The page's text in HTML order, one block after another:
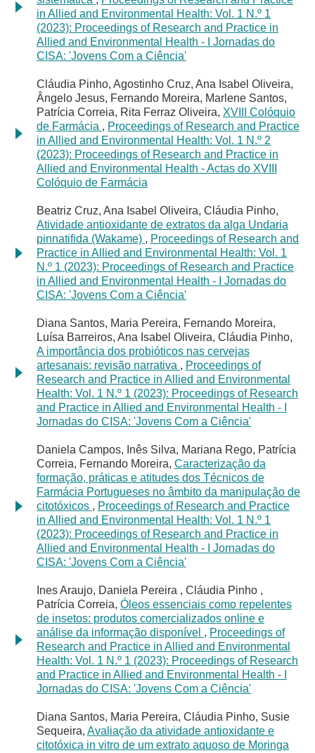
in Allied and Environmental Health: Vol. 1 N.º 1
(2023): Proceedings of Research and Practice in
Allied and Environmental Health - I Jornadas do
CISA: 'Jovens Com a Ciência'
Cláudia Pinho, Agostinho Cruz, Ana Isabel Oliveira,
Ângelo Jesus, Fernando Moreira, Marlene Santos,
Patrícia Correia, Rita Ferraz Oliveira, XVIII Colóquio
de Farmácia , Proceedings of Research and Practice
in Allied and Environmental Health: Vol. 1 N.º 2
(2023): Proceedings of Research and Practice in
Allied and Environmental Health - Actas do XVIII
Colóquio de Farmácia
Beatriz Cruz, Ana Isabel Oliveira, Cláudia Pinho,
Atividade antioxidante de extratos da alga Undaria
pinnatifida (Wakame) , Proceedings of Research and
Practice in Allied and Environmental Health: Vol. 1
N.º 1 (2023): Proceedings of Research and Practice
in Allied and Environmental Health - I Jornadas do
CISA: 'Jovens Com a Ciência'
Diana Santos, Maria Pereira, Fernando Moreira,
Luísa Barreiros, Ana Isabel Oliveira, Cláudia Pinho,
A importância dos probióticos nas cervejas
artesanais: revisão narrativa , Proceedings of
Research and Practice in Allied and Environmental
Health: Vol. 1 N.º 1 (2023): Proceedings of Research
and Practice in Allied and Environmental Health - I
Jornadas do CISA: 'Jovens Com a Ciência'
Daniela Campos, Inês Silva, Mariana Rego, Patrícia
Correia, Fernando Moreira, Caracterização da
formação, práticas e atitudes dos Técnicos de
Farmácia Portugueses no âmbito da manipulação de
citotóxicos , Proceedings of Research and Practice
in Allied and Environmental Health: Vol. 1 N.º 1
(2023): Proceedings of Research and Practice in
Allied and Environmental Health - I Jornadas do
CISA: 'Jovens Com a Ciência'
Ines Araujo, Daniela Pereira , Cláudia Pinho ,
Patrícia Correia, Óleos essenciais como repelentes
de insetos: produtos comercializados online e
análise da informação disponível , Proceedings of
Research and Practice in Allied and Environmental
Health: Vol. 1 N.º 1 (2023): Proceedings of Research
and Practice in Allied and Environmental Health - I
Jornadas do CISA: 'Jovens Com a Ciência'
Diana Santos, Maria Pereira, Cláudia Pinho, Susie
Sequeira, Avaliação da atividade antioxidante e
citotóxica in vitro de um extrato aquoso de Moringa